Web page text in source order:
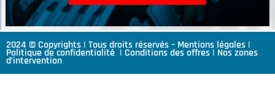
2024 © Copyrights | Tous droits réservés – Mentions légales |
Politique de confidentialité | Conditions des offres | Nos zones
d’intervention